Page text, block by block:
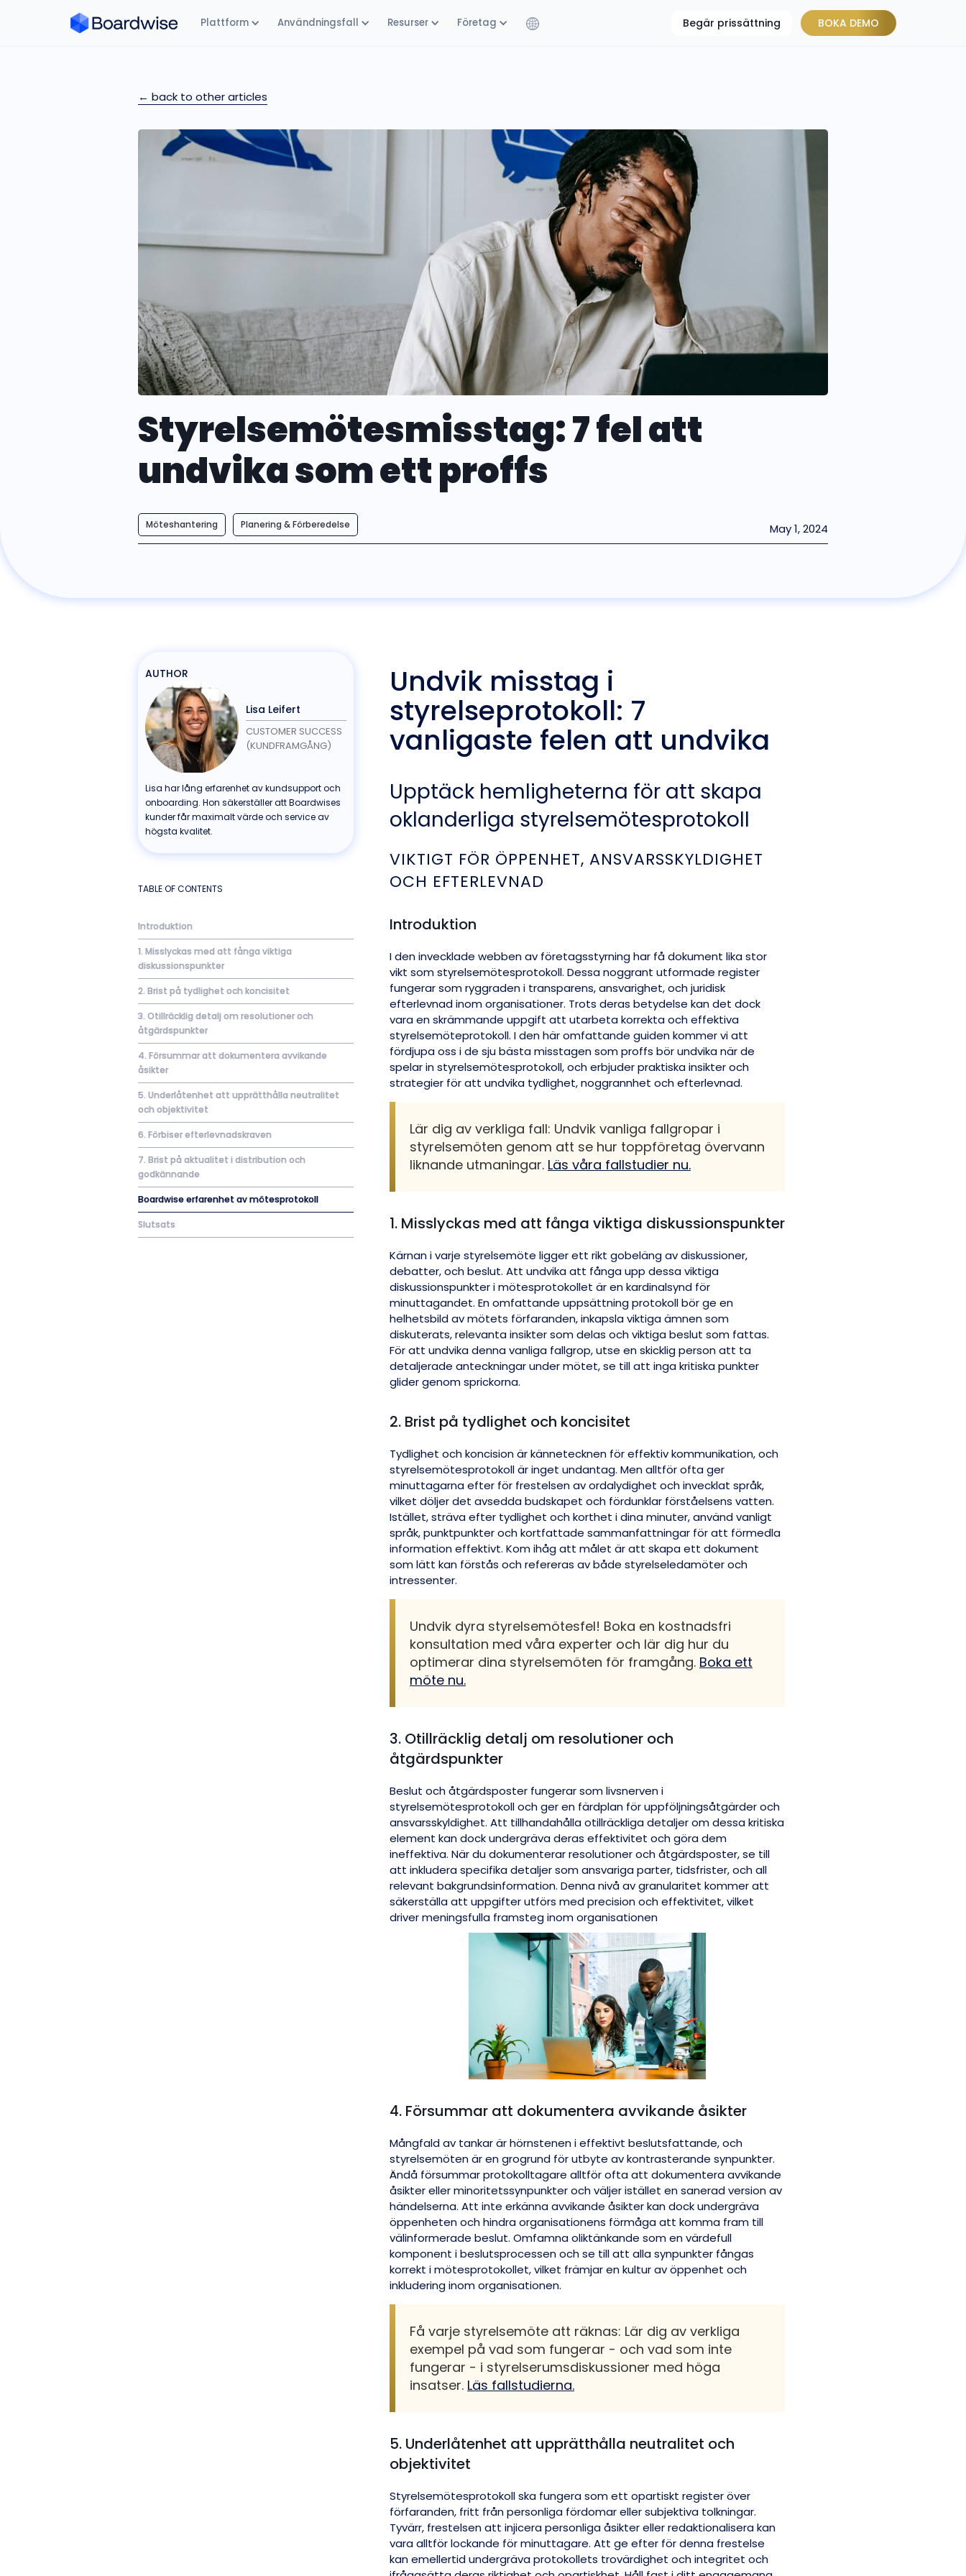
Plattform Användningsfall Resurser Företag Begär prissättning BOKA DEMO
← back to other articles
Styrelsemötesmisstag: 7 fel att
undvika som ett proffs
Möteshantering Planering & Förberedelse May 1, 2024
AUTHOR
Lisa Leifert
CUSTOMER SUCCESS
(KUNDFRAMGÅNG)
Lisa har lång erfarenhet av kundsupport och
onboarding. Hon säkerställer att Boardwises
kunder får maximalt värde och service av
högsta kvalitet.
TABLE OF CONTENTS
Introduktion
1. Misslyckas med att fånga viktiga
diskussionspunkter
2. Brist på tydlighet och koncisitet
3. Otillräcklig detalj om resolutioner och
åtgärdspunkter
4. Försummar att dokumentera avvikande
åsikter
5. Underlåtenhet att upprätthålla neutralitet
och objektivitet
6. Förbiser efterlevnadskraven
7. Brist på aktualitet i distribution och
godkännande
Boardwise erfarenhet av mötesprotokoll
Slutsats
Undvik misstag i
styrelseprotokoll: 7
vanligaste felen att undvika
Upptäck hemligheterna för att skapa
oklanderliga styrelsemötesprotokoll
VIKTIGT FÖR ÖPPENHET, ANSVARSSKYLDIGHET
OCH EFTERLEVNAD
Introduktion
I den invecklade webben av företagsstyrning har få dokument lika stor
vikt som styrelsemötesprotokoll. Dessa noggrant utformade register
fungerar som ryggraden i transparens, ansvarighet, och juridisk
efterlevnad inom organisationer. Trots deras betydelse kan det dock
vara en skrämmande uppgift att utarbeta korrekta och effektiva
styrelsemöteprotokoll. I den här omfattande guiden kommer vi att
fördjupa oss i de sju bästa misstagen som proffs bör undvika när de
spelar in styrelsemötesprotokoll, och erbjuder praktiska insikter och
strategier för att undvika tydlighet, noggrannhet och efterlevnad.
Lär dig av verkliga fall: Undvik vanliga fallgropar i
styrelsemöten genom att se hur toppföretag övervann
liknande utmaningar. Läs våra fallstudier nu.
1. Misslyckas med att fånga viktiga diskussionspunkter
Kärnan i varje styrelsemöte ligger ett rikt gobeläng av diskussioner,
debatter, och beslut. Att undvika att fånga upp dessa viktiga
diskussionspunkter i mötesprotokollet är en kardinalsynd för
minuttagandet. En omfattande uppsättning protokoll bör ge en
helhetsbild av mötets förfaranden, inkapsla viktiga ämnen som
diskuterats, relevanta insikter som delas och viktiga beslut som fattas.
För att undvika denna vanliga fallgrop, utse en skicklig person att ta
detaljerade anteckningar under mötet, se till att inga kritiska punkter
glider genom sprickorna.
2. Brist på tydlighet och koncisitet
Tydlighet och koncision är kännetecknen för effektiv kommunikation, och
styrelsemötesprotokoll är inget undantag. Men alltför ofta ger
minuttagarna efter för frestelsen av ordalydighet och invecklat språk,
vilket döljer det avsedda budskapet och fördunklar förståelsens vatten.
Istället, sträva efter tydlighet och korthet i dina minuter, använd vanligt
språk, punktpunkter och kortfattade sammanfattningar för att förmedla
information effektivt. Kom ihåg att målet är att skapa ett dokument
som lätt kan förstås och refereras av både styrelseledamöter och
intressenter.
Undvik dyra styrelsemötesfel! Boka en kostnadsfri
konsultation med våra experter och lär dig hur du
optimerar dina styrelsemöten för framgång. Boka ett
möte nu.
3. Otillräcklig detalj om resolutioner och
åtgärdspunkter
Beslut och åtgärdsposter fungerar som livsnerven i
styrelsemötesprotokoll och ger en färdplan för uppföljningsåtgärder och
ansvarsskyldighet. Att tillhandahålla otillräckliga detaljer om dessa kritiska
element kan dock undergräva deras effektivitet och göra dem
ineffektiva. När du dokumenterar resolutioner och åtgärdsposter, se till
att inkludera specifika detaljer som ansvariga parter, tidsfrister, och all
relevant bakgrundsinformation. Denna nivå av granularitet kommer att
säkerställa att uppgifter utförs med precision och effektivitet, vilket
driver meningsfulla framsteg inom organisationen
4. Försummar att dokumentera avvikande åsikter
Mångfald av tankar är hörnstenen i effektivt beslutsfattande, och
styrelsemöten är en grogrund för utbyte av kontrasterande synpunkter.
Ändå försummar protokolltagare alltför ofta att dokumentera avvikande
åsikter eller minoritetssynpunkter och väljer istället en sanerad version av
händelserna. Att inte erkänna avvikande åsikter kan dock undergräva
öppenheten och hindra organisationens förmåga att komma fram till
välinformerade beslut. Omfamna oliktänkande som en värdefull
komponent i beslutsprocessen och se till att alla synpunkter fångas
korrekt i mötesprotokollet, vilket främjar en kultur av öppenhet och
inkludering inom organisationen.
Få varje styrelsemöte att räknas: Lär dig av verkliga
exempel på vad som fungerar - och vad som inte
fungerar - i styrelserumsdiskussioner med höga
insatser. Läs fallstudierna.
5. Underlåtenhet att upprätthålla neutralitet och
objektivitet
Styrelsemötesprotokoll ska fungera som ett opartiskt register över
förfaranden, fritt från personliga fördomar eller subjektiva tolkningar.
Tyvärr, frestelsen att injicera personliga åsikter eller redaktionalisera kan
vara alltför lockande för minuttagare. Att ge efter för denna frestelse
kan emellertid undergräva protokollets trovärdighet och integritet och